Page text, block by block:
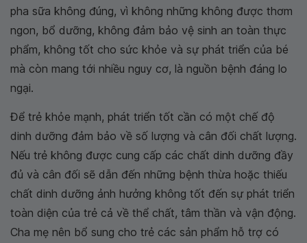
pha sữa không đúng, vì không những không được thơm
ngon, bổ dưỡng, không đảm bảo vệ sinh an toàn thực
phẩm, không tốt cho sức khỏe và sự phát triển của bé
mà còn mang tới nhiều nguy cơ, là nguồn bệnh đáng lo
ngại.
Để trẻ khỏe mạnh, phát triển tốt cần có một chế độ
dinh dưỡng đảm bảo về số lượng và cân đối chất lượng.
Nếu trẻ không được cung cấp các chất dinh dưỡng đầy
đủ và cân đối sẽ dẫn đến những bệnh thừa hoặc thiếu
chất dinh dưỡng ảnh hưởng không tốt đến sự phát triển
toàn diện của trẻ cả về thể chất, tâm thần và vận động.
Cha mẹ nên bổ sung cho trẻ các sản phẩm hỗ trợ có